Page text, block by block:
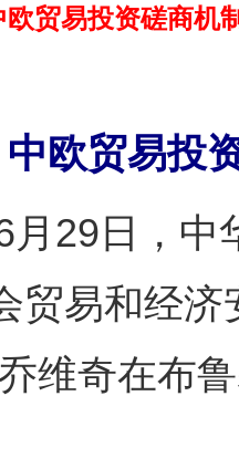
欧贸易投资磋商机
中欧贸易投
日，中
贸易和经
维奇在布